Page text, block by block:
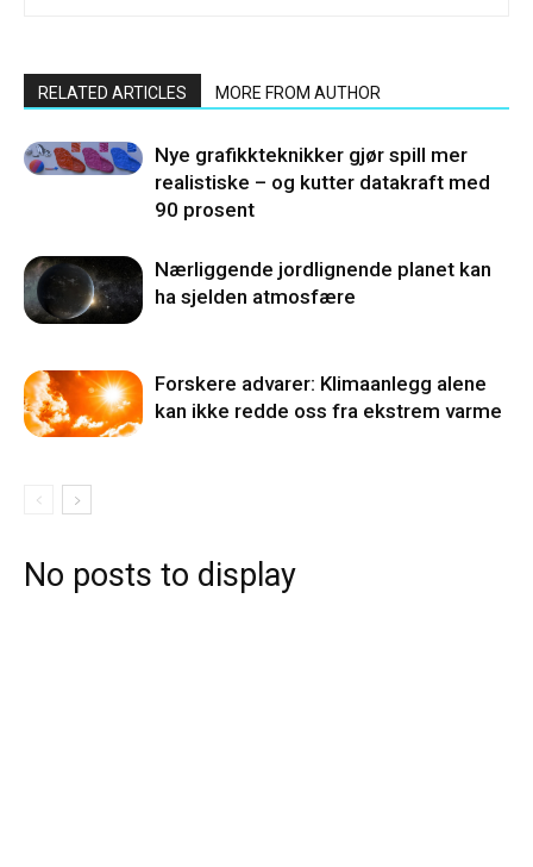
RELATED ARTICLES MORE FROM AUTHOR
Nye grafikkteknikker gjør spill mer
realistiske – og kutter datakraft med
90 prosent
Nærliggende jordlignende planet kan
ha sjelden atmosfære
Forskere advarer: Klimaanlegg alene
kan ikke redde oss fra ekstrem varme
No posts to display